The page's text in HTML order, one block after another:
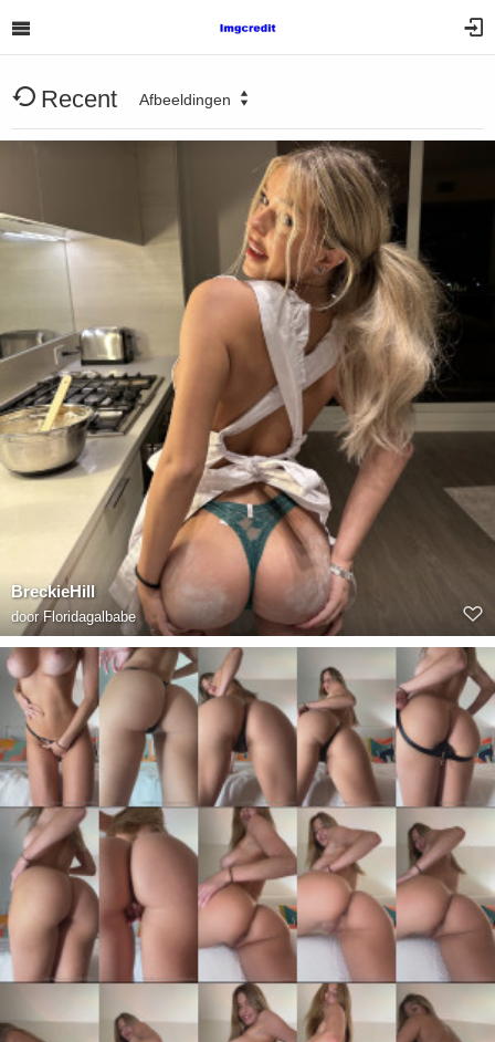
Recent Afbeeldingen
BreckieHill
doorFloridagalbabe